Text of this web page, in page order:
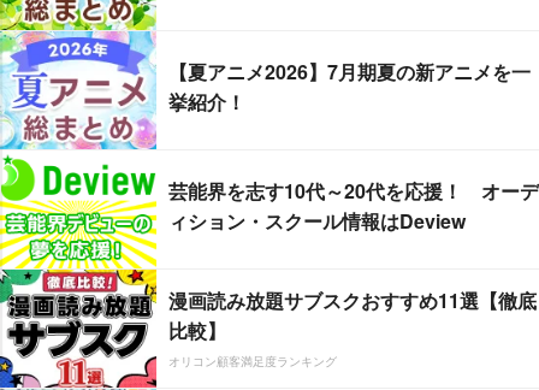
【夏アニメ2026】7月期夏の新アニメを一
挙紹介！
芸能界を志す10代～20代を応援！ オーデ
ィション・スクール情報はDeview
漫画読み放題サブスクおすすめ11選【徹底
比較】
オリコン顧客満足度ランキング